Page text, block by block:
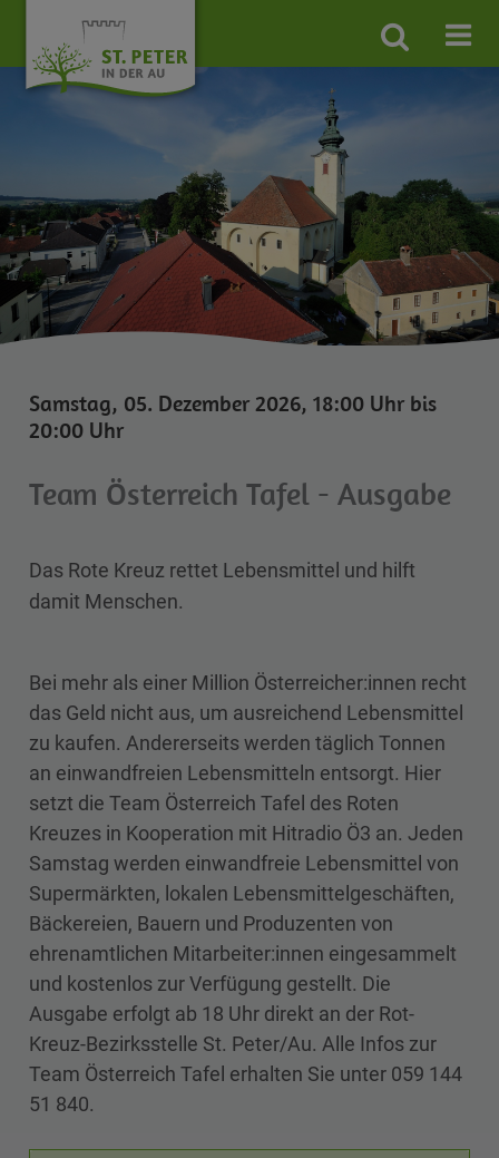
Site
search
Samstag, 05. Dezember 2026, 18:00 Uhr bis
20:00 Uhr
Team Österreich Tafel - Ausgabe
Das Rote Kreuz rettet Lebensmittel und hilft
damit Menschen.
Bei mehr als einer Million Österreicher:innen recht
das Geld nicht aus, um ausreichend Lebensmittel
zu kaufen. Andererseits werden täglich Tonnen
an einwandfreien Lebensmitteln entsorgt. Hier
setzt die Team Österreich Tafel des Roten
Kreuzes in Kooperation mit Hitradio Ö3 an. Jeden
Samstag werden einwandfreie Lebensmittel von
Supermärkten, lokalen Lebensmittelgeschäften,
Bäckereien, Bauern und Produzenten von
ehrenamtlichen Mitarbeiter:innen eingesammelt
und kostenlos zur Verfügung gestellt. Die
Ausgabe erfolgt ab 18 Uhr direkt an der Rot-
Kreuz-Bezirksstelle St. Peter/Au. Alle Infos zur
Team Österreich Tafel erhalten Sie unter 059 144
51 840.